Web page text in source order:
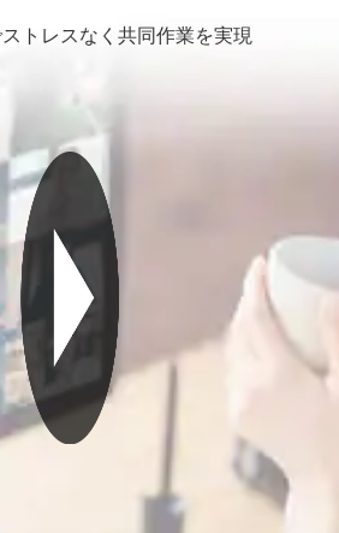
トレスなく共同作業を実現